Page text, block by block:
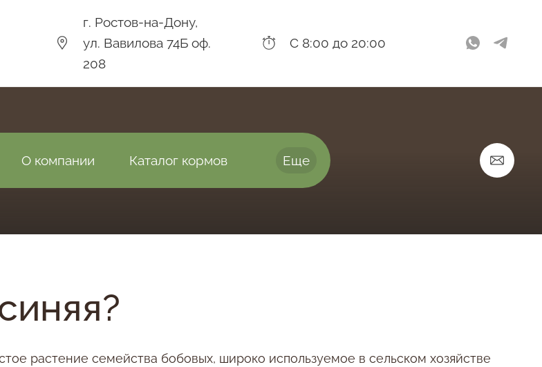
г. Ростов-на-Дону,
ул. Вавилова 74Б оф.
208
С 8:00 до 20:00
О компании Каталог кормов Еще
растение семейства бобовых, широко используемое в сельском хозяйстве